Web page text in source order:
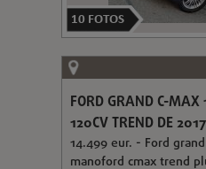
10 FOTOS
FORD GRAND C-
120CV TREND DE
14.499 eur. - Ford
manoford cmax trend